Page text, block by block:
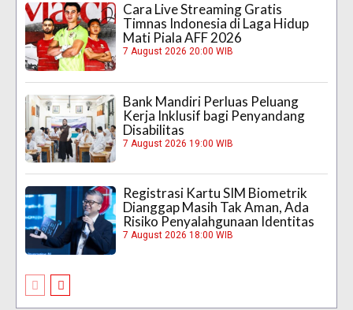
Cara Live Streaming Gratis
Timnas Indonesia di Laga Hidup
Mati Piala AFF 2026
7 August 2026 20:00 WIB
Bank Mandiri Perluas Peluang
Kerja Inklusif bagi Penyandang
Disabilitas
7 August 2026 19:00 WIB
Registrasi Kartu SIM Biometrik
Dianggap Masih Tak Aman, Ada
Risiko Penyalahgunaan Identitas
7 August 2026 18:00 WIB